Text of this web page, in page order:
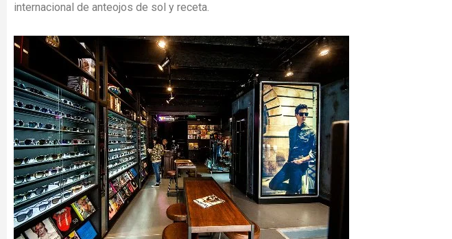
internacional de anteojos de sol y receta.